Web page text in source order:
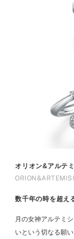
オリオン&アルテ
数千年の時を超え
月の女神アルテミ
いという切なる願